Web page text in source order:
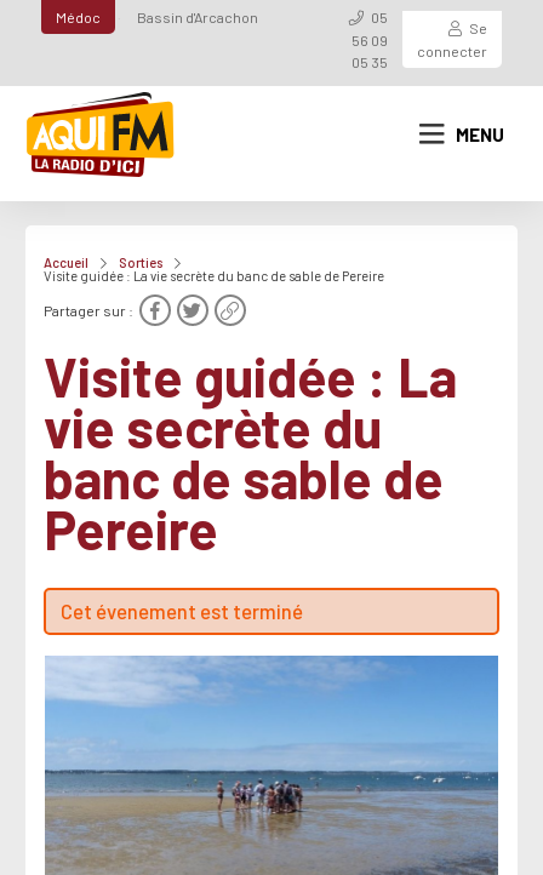
Médoc Bassin d'Arcachon
05
56 09
05 35
Se
connecter
MENU
Accueil
Sorties
Visite guidée : La vie secrète du banc de sable de Pereire
Partager sur :
Visite guidée : La
vie secrète du
banc de sable de
Pereire
Cet évenement est terminé